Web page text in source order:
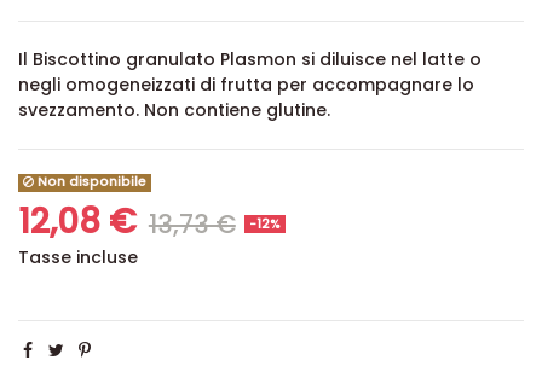
Il Biscottino granulato Plasmon si diluisce nel latte o
negli omogeneizzati di frutta per accompagnare lo
svezzamento. Non contiene glutine.
Non disponibile
12,08 € 13,73 € -12%
Tasse incluse